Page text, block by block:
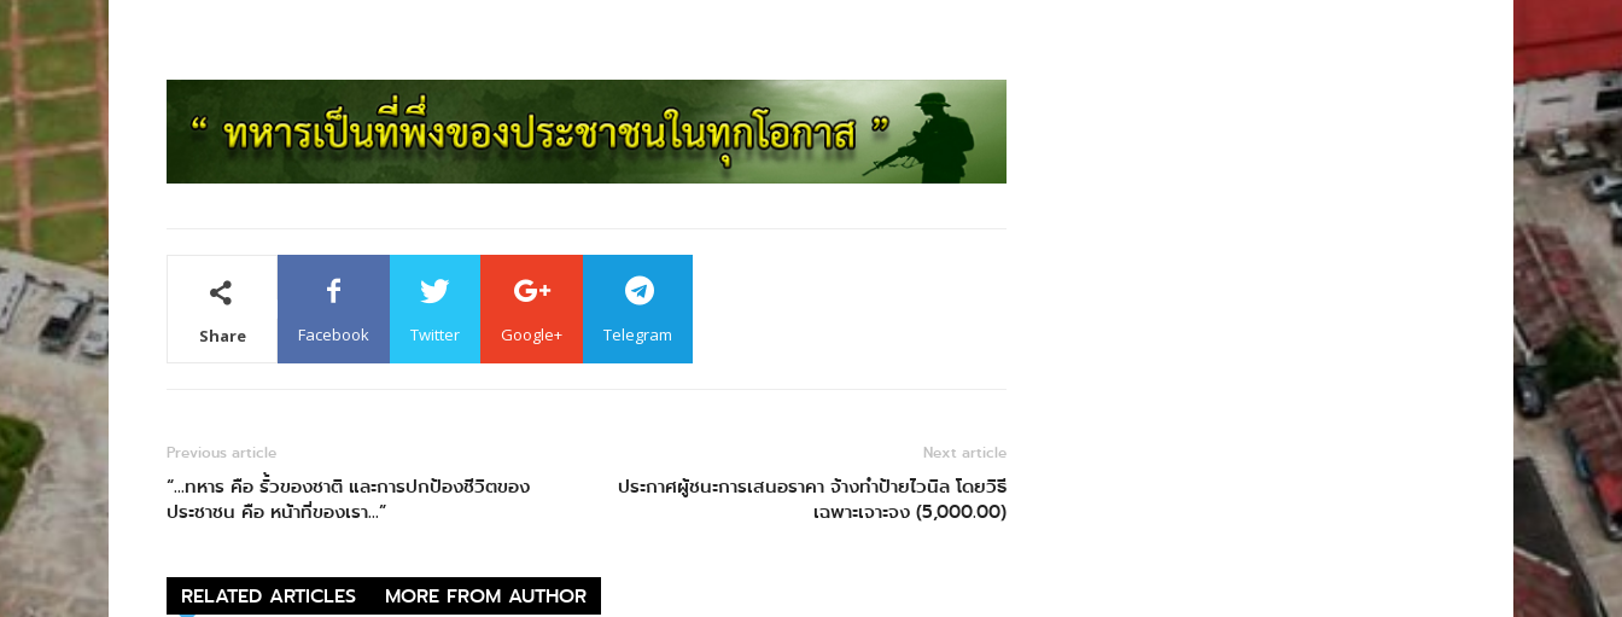
Share Facebook Twitter Google+ Telegram
Previous article
“…ทหาร คือ รั้วของชาติ และการปกป้องชีวิตของ
ประชาชน คือ หน้าที่ของเรา…”
Next article
ประกาศผู้ชนะการเสนอราคา จ้างทำป้ายไวนิล โดยวิธี
เฉพาะเจาะจง (5,000.00)
RELATED ARTICLES MORE FROM AUTHOR